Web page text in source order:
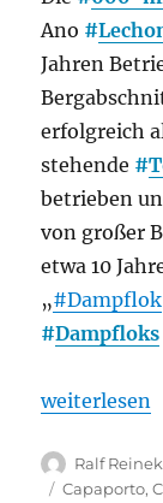
Ano #
Jahren
erfolgreich
stehende #
betrieben
von großer
etwa 10
„#Dampflok
#Dampfloks
weiterlesen
Autor
Ralf
Capaporto,